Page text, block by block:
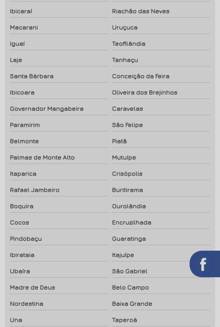
Ibicaraí Riachão das Neves
Macarani Uruçuca
Iguaí Teofilândia
Laje Tanhaçu
Santa Bárbara Conceição da Feira
Ibicoara Oliveira dos Brejinhos
Governador Mangabeira Caravelas
Paramirim São Felipe
Belmonte Piatã
Palmas de Monte Alto Mutuípe
Itaparica Crisópolis
Rafael Jambeiro Buritirama
Boquira Ourolândia
Cocos Encruzilhada
Pindobaçu Guaratinga
Ibirataia Itajuípe
Ubaíra São Gabriel
Madre de Deus Belo Campo
Nordestina Baixa Grande
Una Taperoá